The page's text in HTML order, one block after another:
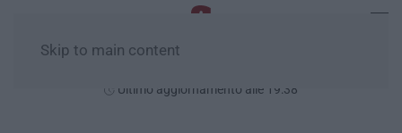
Skip to main content
Ultimo aggiornamento alle 19:38